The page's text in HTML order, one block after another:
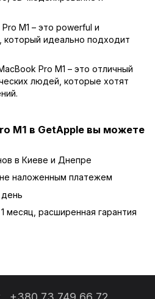
M1 – это powerful и
который идеально подходит
Pro M1 – это отличный
людей, которые хотят
M1 в GetApple вы можете
в Киеве и Днепре
наложенным платежем
месяц, расширенная гарантия